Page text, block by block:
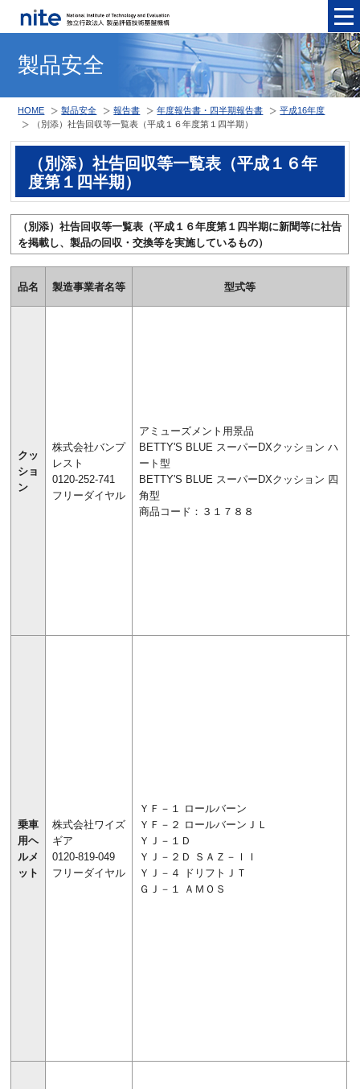
製品安全
HOME 製品安全 報告書 年度報告書・四半期報告書
平成16年度
（別添）社告回収等一覧表（平成１６年度第１四半期）
（別添）社告回収等一覧表（平成１６年
度第１四半期）
（別添）社告回収等一覧表（平成１６年度第１四半期に新聞等に社告
を掲載し、製品の回収・交換等を実施しているもの）
品名 製造事業者名等 型式等
クッ
ショ
ン
株式会社バンプ
レスト
0120-252-741
フリーダイヤル
アミューズメント用景品
BETTY'S BLUE スーパーDXクッション ハ
ート型
BETTY'S BLUE スーパーDXクッション 四
角型
商品コード：３１７８８
乗車
用ヘ
ルメ
ット
株式会社ワイズ
ギア
0120-819-049
フリーダイヤル
ＹＦ－１ ロールバーン
ＹＦ－２ ロールバーンＪＬ
ＹＪ－１Ｄ
ＹＪ－２Ｄ ＳＡＺ－ＩＩ
ＹＪ－４ ドリフトＪＴ
ＧＪ－１ ＡＭＯＳ